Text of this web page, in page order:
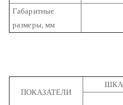
Габаритные
размеры, мм
ПОКАЗАТЕЛИ